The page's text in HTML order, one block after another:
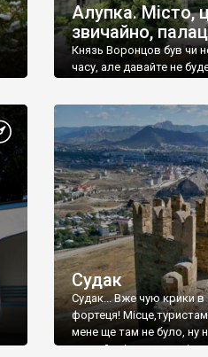
Алупка. Місто,
звичайно, палац
Князь Воронцов був чи
часу, але давайте не
Судак
Судак... Вже чую крики
фортеця!
мене ще там не було, ну
принаймні до цього літа.